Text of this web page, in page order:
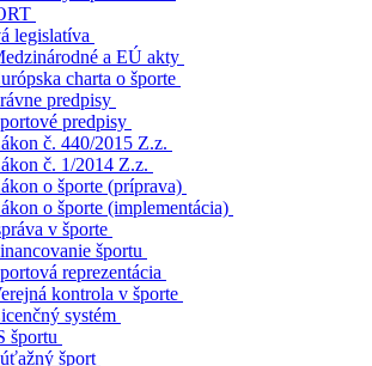
legislatíva
a EÚ akty
charta o športe
predpisy
predpisy
č. 440/2015 Z.z.
č. 1/2014 Z.z.
o športe (príprava)
o športe (implementácia)
v športe
športu
reprezentácia
kontrola v športe
systém
športu
šport